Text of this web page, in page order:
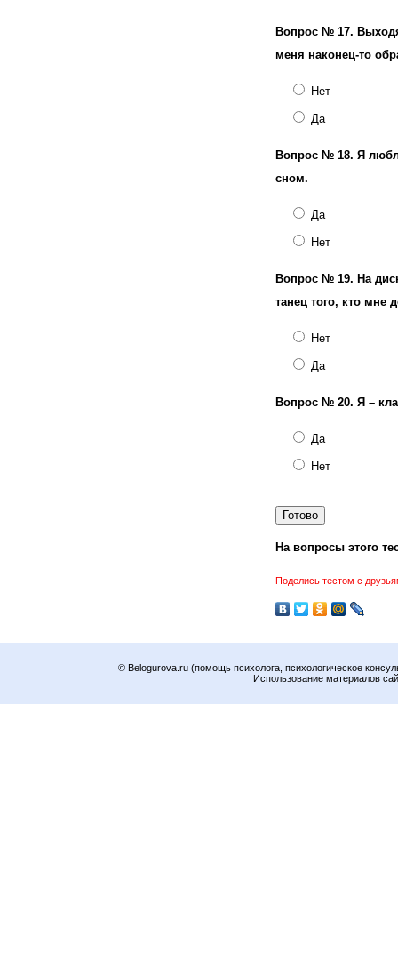
Вопрос № 17.
меня наконец-то
Нет
Да
Вопрос № 18. Я
сном.
Да
Нет
Вопрос № 19. На
танец того, кто мне
Нет
Да
Вопрос № 20. Я –
Да
Нет
На вопросы этого
Поделись тестом с
© Belogurova.ru (помощь психолога, психологическое
Использование материалов